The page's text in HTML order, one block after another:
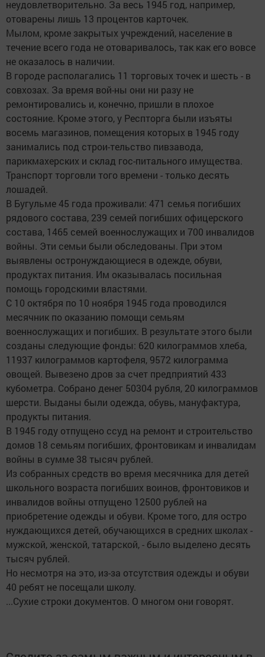
неудовлетворительно. За весь 1945 год, например,
отоварены лишь 13 процентов карточек.
Мылом, кроме закрытых учреждений, население в
течение всего года не отоваривалось, так как его вовсе
не оказалось в наличии.
В городе располагались 11 торговых точек и шесть - в
совхозах. За время вой-ны они ни разу не
ремонтировались и, конечно, пришли в плохое
состояние. Кроме этого, у Респторга были изъяты
восемь магазинов, помещения которых в 1945 году
занимались под строи-тельство пивзавода,
парикмахерских и склад гос-питального имущества.
Транспорт торговли того времени - только десять
лошадей.
В Бугульме 45 года проживали: 471 семья погибших
рядового состава, 239 семей погибших офицерского
состава, 1465 семей военнослужащих и 700 инвалидов
войны. Эти семьи были обследованы. При этом
выявлены остронуждающиеся в одежде, обуви,
продуктах питания. Им оказывалась посильная
помощь городскими властями.
С 10 октября по 10 ноября 1945 года проводился
месячник по оказанию помощи семьям
военнослужащих и погибших. В результате этого были
созданы следующие фонды: 620 килограммов хлеба,
11937 килограммов картофеля, 9572 килограмма
овощей. Вывезено дров за счет предприятий 433
кубометра. Собрано денег 50304 рубля, 20 килограммов
шерсти. Выданы были одежда, обувь, мануфактура,
продукты питания.
В 1945 году отпущено ссуд на ремонт и строительство
домов 18 семьям погибших, фронтовикам и инвалидам
войны в сумме 38 тысяч рублей.
Из собранных средств во время месячника для детей
школьного возраста погибших воинов, фронтовиков и
инвалидов войны отпущено 12500 рублей на
приобретение одежды и обуви. Кроме того, для остро
нуждающихся детей, обучающихся в средних школах -
мужской, женской, татарской, - было выделено десять
тысяч рублей.
Но несмотря на это, из-за отсутствия одежды и обуви
40 ребят не посещали школу.
...Сухие строки документов. О многом они говорят.